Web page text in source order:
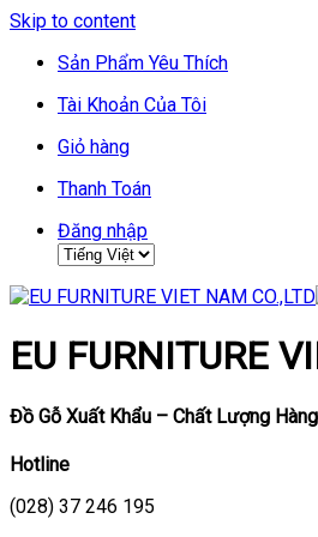
Skip to content
Sản Phẩm Yêu Thích
Tài Khoản Của Tôi
Giỏ hàng
Thanh Toán
Đăng nhập
EU FURNITURE
Đồ Gỗ Xuất Khẩu – Chất Lượng
Hotline
(028) 37 246 195